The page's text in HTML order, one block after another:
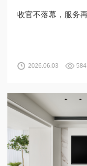
2026.06.03 584